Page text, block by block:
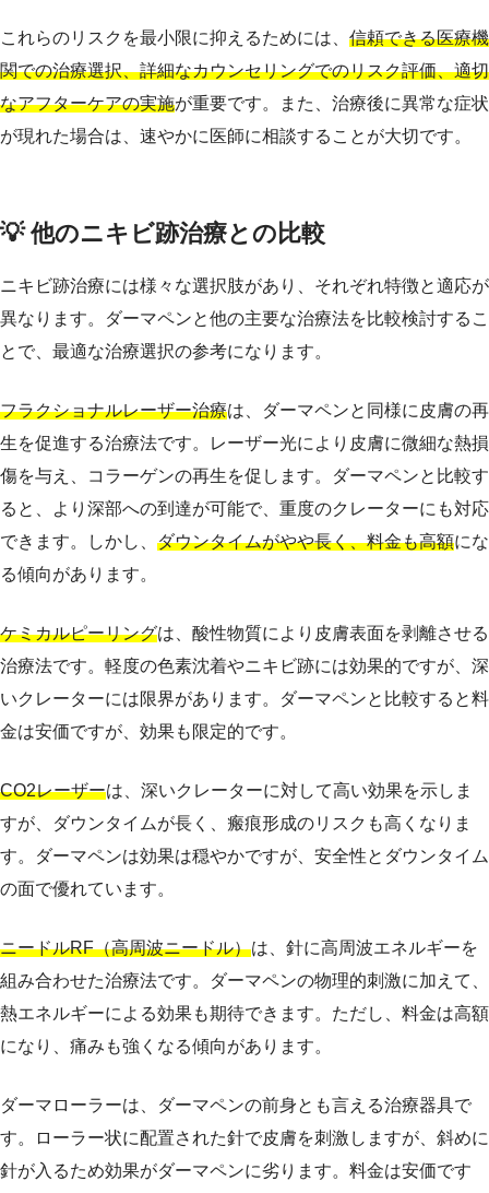
これらのリスクを最小限に抑えるためには、 信頼できる医療機
関での治療選択、詳細なカウンセリングでのリスク評価、適切
なアフターケアの実施が重要です。また、治療後に異常な症状
が現れた場合は、速やかに医師に相談することが大切です。
💡 他のニキビ跡治療との比較
ニキビ跡治療には様々な選択肢があり、それぞれ特徴と適応が
異なります。ダーマペンと他の主要な治療法を比較検討するこ
とで、最適な治療選択の参考になります。
フラクショナルレーザー治療は、ダーマペンと同様に皮膚の再
生を促進する治療法です。レーザー光により皮膚に微細な熱損
傷を与え、コラーゲンの再生を促します。ダーマペンと比較す
ると、より深部への到達が可能で、重度のクレーターにも対応
できます。しかし、 ダウンタイムがやや長く、料金も高額にな
る傾向があります。
ケミカルピーリングは、酸性物質により皮膚表面を剥離させる
治療法です。軽度の色素沈着やニキビ跡には効果的ですが、深
いクレーターには限界があります。ダーマペンと比較すると料
金は安価ですが、効果も限定的です。
CO2レーザーは、深いクレーターに対して高い効果を示しま
すが、ダウンタイムが長く、瘢痕形成のリスクも高くなりま
す。ダーマペンは効果は穏やかですが、安全性とダウンタイム
の面で優れています。
ニードルRF（高周波ニードル）は、針に高周波エネルギーを
組み合わせた治療法です。ダーマペンの物理的刺激に加えて、
熱エネルギーによる効果も期待できます。ただし、料金は高額
になり、痛みも強くなる傾向があります。
ダーマローラーは、ダーマペンの前身とも言える治療器具で
す。ローラー状に配置された針で皮膚を刺激しますが、斜めに
針が入るため効果がダーマペンに劣ります。料金は安価です